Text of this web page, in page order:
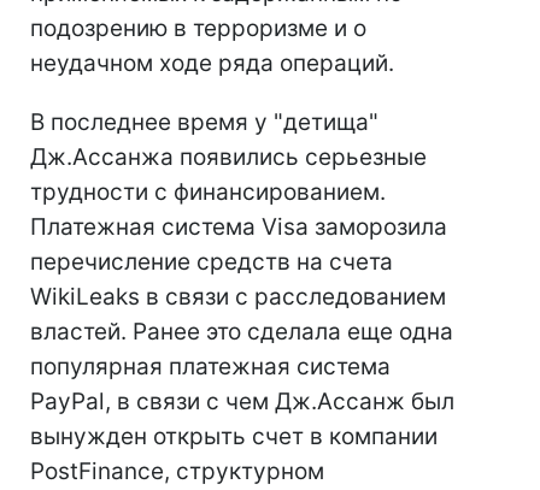
подозрению в терроризме и о
неудачном ходе ряда операций.
В последнее время у "детища"
Дж.Ассанжа появились серьезные
трудности с финансированием.
Платежная система Visa заморозила
перечисление средств на счета
WikiLeaks в связи с расследованием
властей. Ранее это сделала еще одна
популярная платежная система
PayPal, в связи с чем Дж.Ассанж был
вынужден открыть счет в компании
PostFinance, структурном